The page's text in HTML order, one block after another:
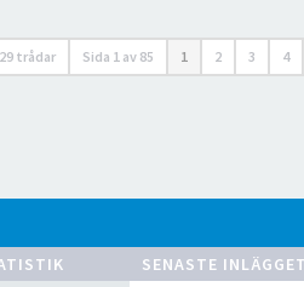
trådar Sida 1 av 85 1 2 3 4
SENASTE INLÄGGET